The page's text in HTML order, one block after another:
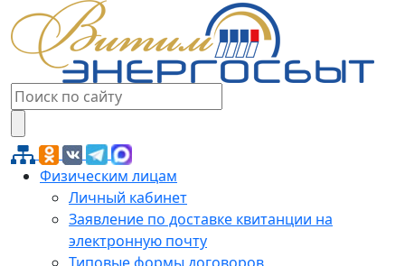
Физическим лицам
Личный кабинет
Заявление по доставке квитанции на
электронную почту